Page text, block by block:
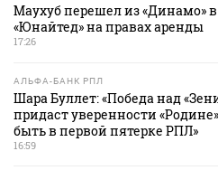
Маухуб перешел из «Динамо»
«Юнайтед» на правах аренды
17:26
АЛЬФА-БАНК РПЛ
Шара Буллет: «Победа над
придаст уверенности
быть в первой пятерке РПЛ»
16:59